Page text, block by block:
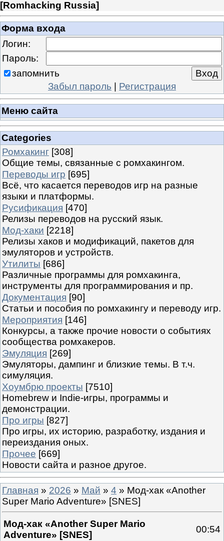
[Romhacking Russia]
Форма входа
Логин:
Пароль:
запомнить
Забыл пароль | Регистрация
Меню сайта
Categories
Ромхакинг [308]
Общие темы, связанные с ромхакингом.
Переводы игр [695]
Всё, что касается переводов игр на разные
языки и платформы.
Русификация [470]
Релизы переводов на русский язык.
Мод-хаки [2218]
Релизы хаков и модификаций, пакетов для
эмуляторов и устройств.
Утилиты [686]
Различные программы для ромхакинга,
инструменты для программирования и пр.
Документация [90]
Статьи и пособия по ромхакингу и переводу игр.
Мероприятия [146]
Конкурсы, а также прочие новости о событиях
сообщества ромхакеров.
Эмуляция [269]
Эмуляторы, дампинг и близкие темы. В т.ч.
симуляция.
Хоумбрю проекты [7510]
Homebrew и Indie-игры, программы и
демонстрации.
Про игры [827]
Про игры, их историю, разработку, издания и
переиздания оных.
Прочее [669]
Новости сайта и разное другое.
Главная » 2026 » Май » 4 » Мод-хак «Another
Super Mario Adventure» [SNES]
Мод-хак «Another Super Mario
Adventure» [SNES]
00:54